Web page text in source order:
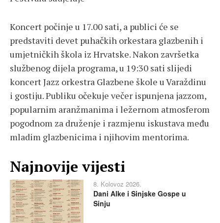
Koncert počinje u 17.00 sati, a publici će se
predstaviti devet puhačkih orkestara glazbenih i
umjetničkih škola iz Hrvatske. Nakon završetka
službenog dijela programa, u 19:30 sati slijedi
koncert Jazz orkestra Glazbene škole u Varaždinu
i gostiju. Publiku očekuje večer ispunjena jazzom,
popularnim aranžmanima i ležernom atmosferom
pogodnom za druženje i razmjenu iskustava među
mladim glazbenicima i njihovim mentorima.
Najnovije vijesti
8. Kolovoz 2026.
Dani Alke i Sinjske Gospe u
Sinju